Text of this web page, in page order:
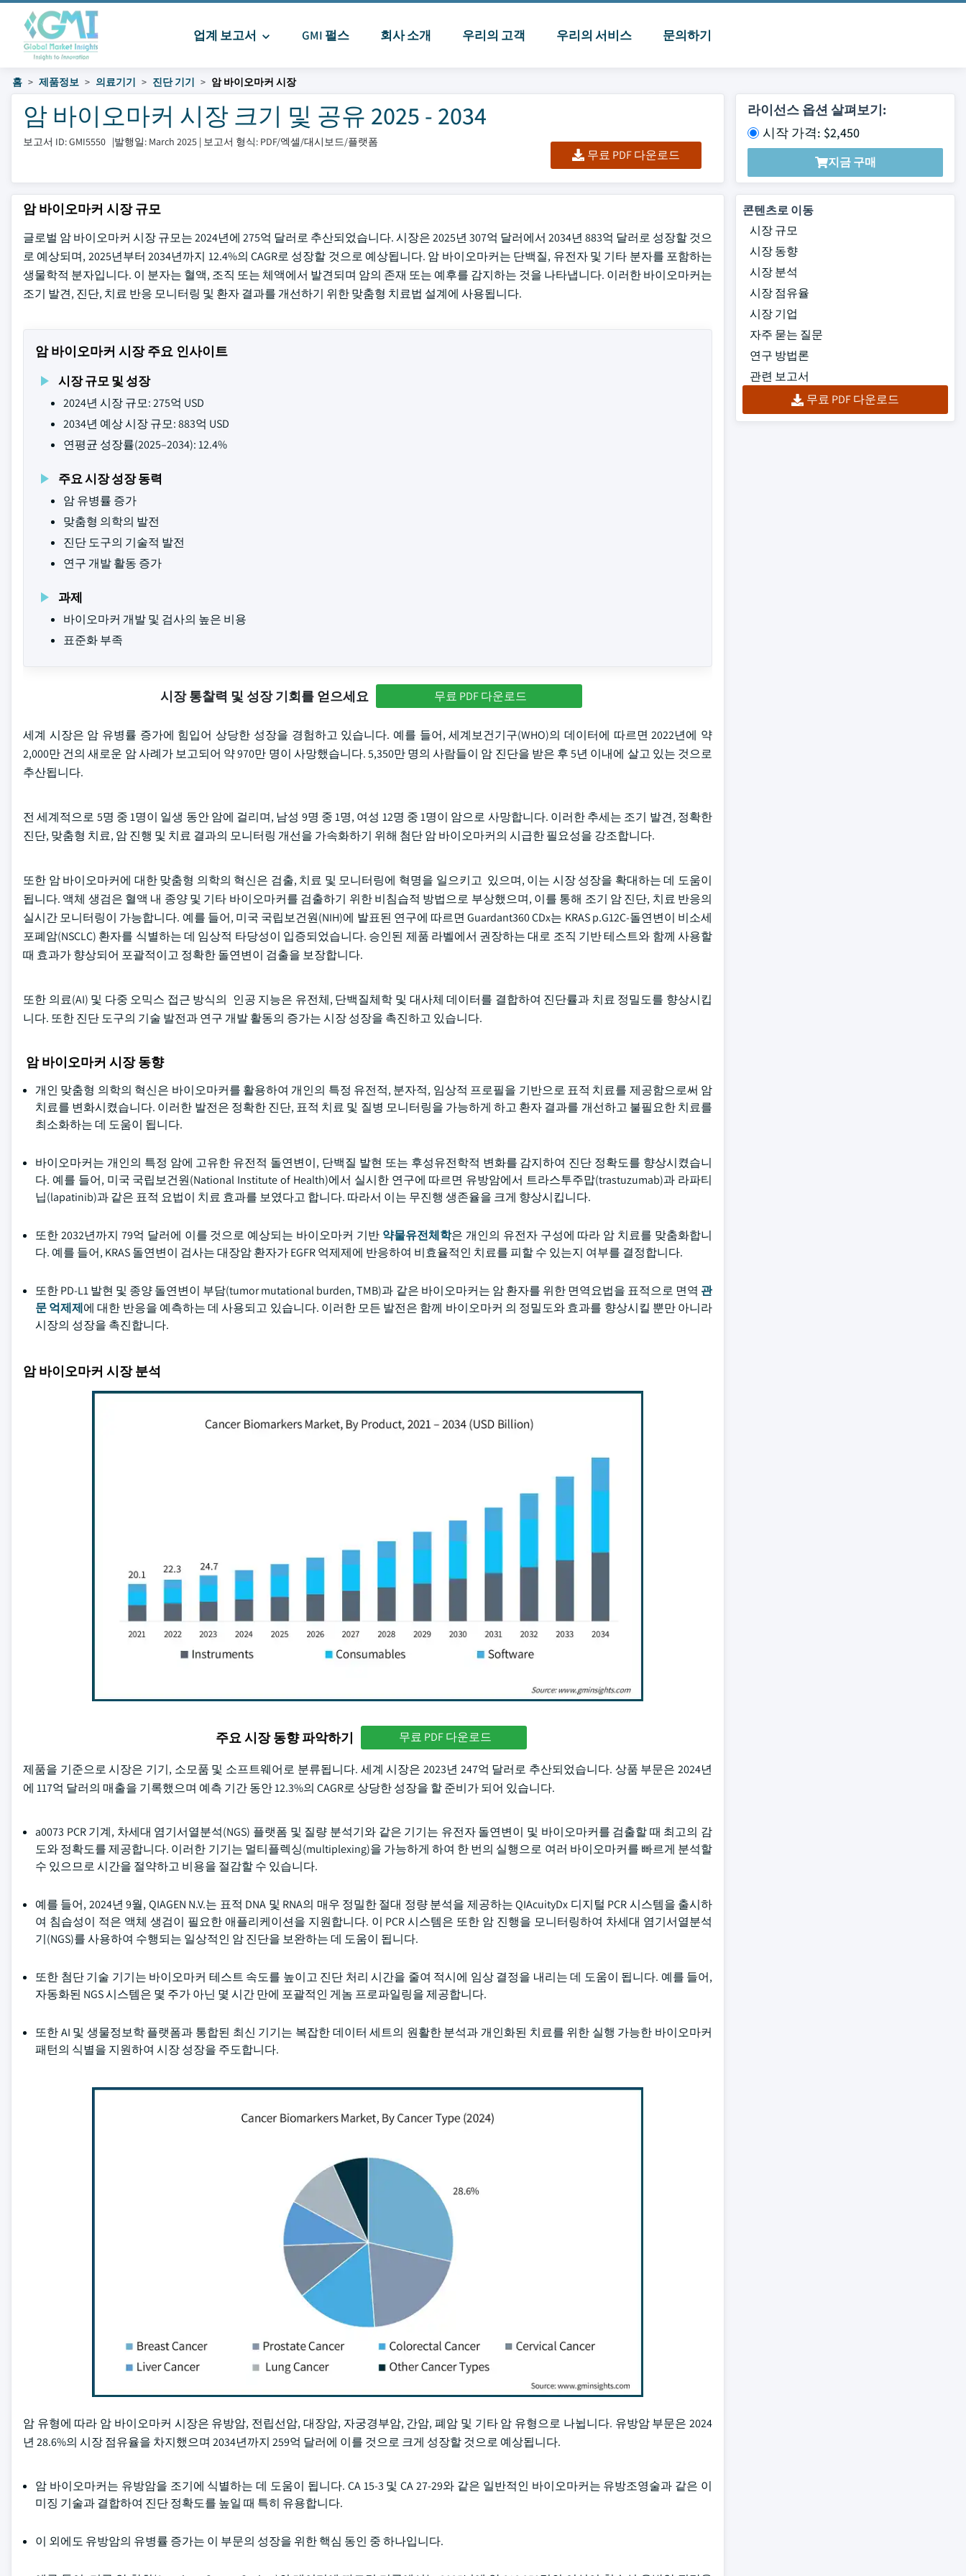
업계 보고서 GMI 펄스 회사 소개 우리의 고객 우리의 서비스 문의하기
홈 제품정보 의료기기 진단 기기 암 바이오마커 시장
암 바이오마커 시장 크기 및 공유 2025 - 2034
보고서 ID: GMI5550 |발행일: March 2025 | 보고서 형식: PDF/엑셀/대시보드/플랫폼
무료 PDF 다운로드
라이선스 옵션 살펴보기:
시작 가격: $2,450
지금 구매
암 바이오마커 시장 규모
글로벌 암 바이오마커 시장 규모는 2024년에 275억 달러로 추산되었습니다. 시장은 2025년 307억 달러에서 2034년 883억 달러로 성장할 것으
로 예상되며, 2025년부터 2034년까지 12.4%의 CAGR로 성장할 것으로 예상됩니다. 암 바이오마커는 단백질, 유전자 및 기타 분자를 포함하는
생물학적 분자입니다. 이 분자는 혈액, 조직 또는 체액에서 발견되며 암의 존재 또는 예후를 감지하는 것을 나타냅니다. 이러한 바이오마커는
조기 발견, 진단, 치료 반응 모니터링 및 환자 결과를 개선하기 위한 맞춤형 치료법 설계에 사용됩니다.
암 바이오마커 시장 주요 인사이트
시장 규모 및 성장
2024년 시장 규모: 275억 USD
2034년 예상 시장 규모: 883억 USD
연평균 성장률(2025–2034): 12.4%
주요 시장 성장 동력
암 유병률 증가
맞춤형 의학의 발전
진단 도구의 기술적 발전
연구 개발 활동 증가
과제
바이오마커 개발 및 검사의 높은 비용
표준화 부족
시장 통찰력 및 성장 기회를 얻으세요 무료 PDF 다운로드
세계 시장은 암 유병률 증가에 힘입어 상당한 성장을 경험하고 있습니다. 예를 들어, 세계보건기구(WHO)의 데이터에 따르면 2022년에 약
2,000만 건의 새로운 암 사례가 보고되어 약 970만 명이 사망했습니다. 5,350만 명의 사람들이 암 진단을 받은 후 5년 이내에 살고 있는 것으로
추산됩니다.
전 세계적으로 5명 중 1명이 일생 동안 암에 걸리며, 남성 9명 중 1명, 여성 12명 중 1명이 암으로 사망합니다. 이러한 추세는 조기 발견, 정확한
진단, 맞춤형 치료, 암 진행 및 치료 결과의 모니터링 개선을 가속화하기 위해 첨단 암 바이오마커의 시급한 필요성을 강조합니다.
또한 암 바이오마커에 대한 맞춤형 의학의 혁신은 검출, 치료 및 모니터링에 혁명을 일으키고 있으며, 이는 시장 성장을 확대하는 데 도움이
됩니다. 액체 생검은 혈액 내 종양 및 기타 바이오마커를 검출하기 위한 비침습적 방법으로 부상했으며, 이를 통해 조기 암 진단, 치료 반응의
실시간 모니터링이 가능합니다. 예를 들어, 미국 국립보건원(NIH)에 발표된 연구에 따르면 Guardant360 CDx는 KRAS p.G12C-돌연변이 비소세
포폐암(NSCLC) 환자를 식별하는 데 임상적 타당성이 입증되었습니다. 승인된 제품 라벨에서 권장하는 대로 조직 기반 테스트와 함께 사용할
때 효과가 향상되어 포괄적이고 정확한 돌연변이 검출을 보장합니다.
또한 의료(AI) 및 다중 오믹스 접근 방식의 인공 지능은 유전체, 단백질체학 및 대사체 데이터를 결합하여 진단률과 치료 정밀도를 향상시킵
니다. 또한 진단 도구의 기술 발전과 연구 개발 활동의 증가는 시장 성장을 촉진하고 있습니다.
암 바이오마커 시장 동향
개인 맞춤형 의학의 혁신은 바이오마커를 활용하여 개인의 특정 유전적, 분자적, 임상적 프로필을 기반으로 표적 치료를 제공함으로써 암
치료를 변화시켰습니다. 이러한 발전은 정확한 진단, 표적 치료 및 질병 모니터링을 가능하게 하고 환자 결과를 개선하고 불필요한 치료를
최소화하는 데 도움이 됩니다.
바이오마커는 개인의 특정 암에 고유한 유전적 돌연변이, 단백질 발현 또는 후성유전학적 변화를 감지하여 진단 정확도를 향상시켰습니
다. 예를 들어, 미국 국립보건원(National Institute of Health)에서 실시한 연구에 따르면 유방암에서 트라스투주맙(trastuzumab)과 라파티
닙(lapatinib)과 같은 표적 요법이 치료 효과를 보였다고 합니다. 따라서 이는 무진행 생존율을 크게 향상시킵니다.
또한 2032년까지 79억 달러에 이를 것으로 예상되는 바이오마커 기반 약물유전체학은 개인의 유전자 구성에 따라 암 치료를 맞춤화합니
다. 예를 들어, KRAS 돌연변이 검사는 대장암 환자가 EGFR 억제제에 반응하여 비효율적인 치료를 피할 수 있는지 여부를 결정합니다.
또한 PD-L1 발현 및 종양 돌연변이 부담(tumor mutational burden, TMB)과 같은 바이오마커는 암 환자를 위한 면역요법을 표적으로 면역 관
문 억제제에 대한 반응을 예측하는 데 사용되고 있습니다. 이러한 모든 발전은 함께 바이오마커 의 정밀도와 효과를 향상시킬 뿐만 아니라
시장의 성장을 촉진합니다.
암 바이오마커 시장 분석
주요 시장 동향 파악하기 무료 PDF 다운로드
제품을 기준으로 시장은 기기, 소모품 및 소프트웨어로 분류됩니다. 세계 시장은 2023년 247억 달러로 추산되었습니다. 상품 부문은 2024년
에 117억 달러의 매출을 기록했으며 예측 기간 동안 12.3%의 CAGR로 상당한 성장을 할 준비가 되어 있습니다.
a0073 PCR 기계, 차세대 염기서열분석(NGS) 플랫폼 및 질량 분석기와 같은 기기는 유전자 돌연변이 및 바이오마커를 검출할 때 최고의 감
도와 정확도를 제공합니다. 이러한 기기는 멀티플렉싱(multiplexing)을 가능하게 하여 한 번의 실행으로 여러 바이오마커를 빠르게 분석할
수 있으므로 시간을 절약하고 비용을 절감할 수 있습니다.
예를 들어, 2024년 9월, QIAGEN N.V.는 표적 DNA 및 RNA의 매우 정밀한 절대 정량 분석을 제공하는 QIAcuityDx 디지털 PCR 시스템을 출시하
여 침습성이 적은 액체 생검이 필요한 애플리케이션을 지원합니다. 이 PCR 시스템은 또한 암 진행을 모니터링하여 차세대 염기서열분석
기(NGS)를 사용하여 수행되는 일상적인 암 진단을 보완하는 데 도움이 됩니다.
또한 첨단 기술 기기는 바이오마커 테스트 속도를 높이고 진단 처리 시간을 줄여 적시에 임상 결정을 내리는 데 도움이 됩니다. 예를 들어,
자동화된 NGS 시스템은 몇 주가 아닌 몇 시간 만에 포괄적인 게놈 프로파일링을 제공합니다.
또한 AI 및 생물정보학 플랫폼과 통합된 최신 기기는 복잡한 데이터 세트의 원활한 분석과 개인화된 치료를 위한 실행 가능한 바이오마커
패턴의 식별을 지원하여 시장 성장을 주도합니다.
암 유형에 따라 암 바이오마커 시장은 유방암, 전립선암, 대장암, 자궁경부암, 간암, 폐암 및 기타 암 유형으로 나뉩니다. 유방암 부문은 2024
년 28.6%의 시장 점유율을 차지했으며 2034년까지 259억 달러에 이를 것으로 크게 성장할 것으로 예상됩니다.
암 바이오마커는 유방암을 조기에 식별하는 데 도움이 됩니다. CA 15-3 및 CA 27-29와 같은 일반적인 바이오마커는 유방조영술과 같은 이
미징 기술과 결합하여 진단 정확도를 높일 때 특히 유용합니다.
이 외에도 유방암의 유병률 증가는 이 부문의 성장을 위한 핵심 동인 중 하나입니다.
콘텐츠로 이동
시장 규모
시장 동향
시장 분석
시장 점유율
시장 기업
자주 묻는 질문
연구 방법론
관련 보고서
무료 PDF 다운로드